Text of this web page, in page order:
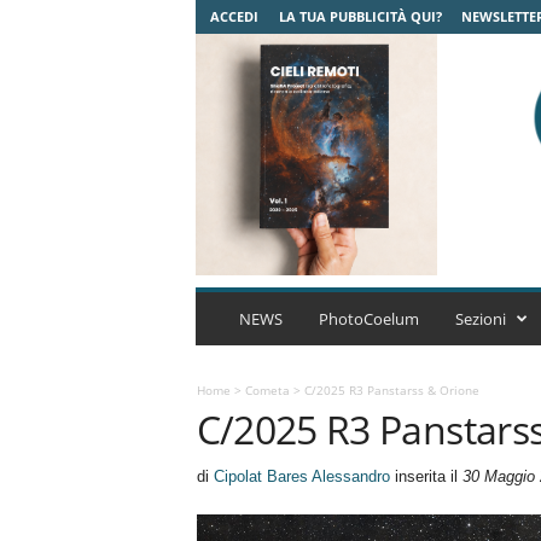
ACCEDI LA TUA PUBBLICITÀ QUI?
C
u
r
NEWS PhotoCoelum Sezioni
Home > Cometa > C/2025 R3 Panstarss & Orione
C/2025 R3
di Cipolat Bares Alessandroinserita il 30 Maggio